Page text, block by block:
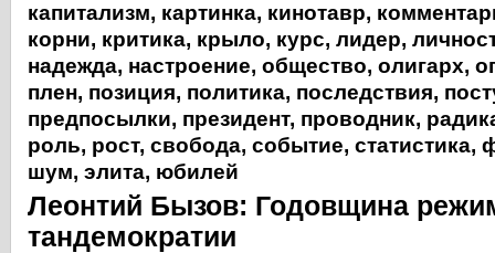
капитализм, картинка, кинотавр,
корни, критика, крыло, курс, лидер,
надежда, настроение, общество, олигарх,
плен, позиция, политика, последствия,
предпосылки, президент, проводник,
роль, рост, свобода, событие, статистика,
шум, элита, юбилей
Леонтий Бызов: Годовщина
тандемократии